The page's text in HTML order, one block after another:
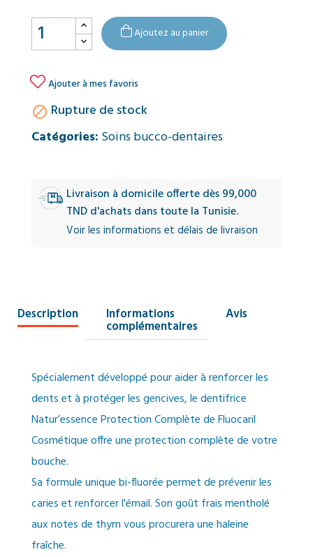
Ajoutez au panier
Ajouter à mes favoris
 Rupture de stock
Catégories: Soins bucco-dentaires
Livraison à domicile offerte dès 99,000
TND d'achats dans toute la Tunisie.
Voir les informations et délais de livraison
Description Informations
complémentaires
Avis
Spécialement développé pour aider à renforcer les
dents et à protéger les gencives, le dentifrice
Natur’essence Protection Complète de Fluocaril
Cosmétique offre une protection complète de votre
bouche.
Sa formule unique bi-fluorée permet de prévenir les
caries et renforcer l'émail. Son goût frais mentholé
aux notes de thym vous procurera une haleine
fraîche.